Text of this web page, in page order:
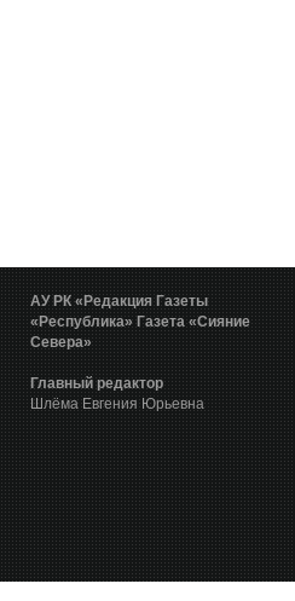
АУ РК «Редакция Газеты
«Республика» Газета «Сияние
Севера»
Главный редактор
Шлёма Евгения Юрьевна